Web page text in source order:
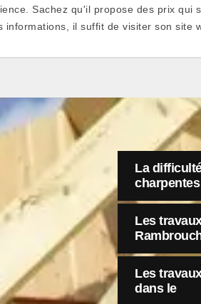
Sachez qu'il propose des prix qui
informations, il suffit de visiter son site
La
Les
Les
dans le